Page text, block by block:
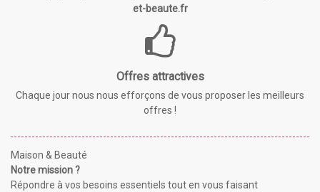
et-beaute.fr
Offres attractives
Chaque jour nous nous efforçons de vous proposer les meilleurs
offres !
Maison & Beauté
Notre mission ?
Répondre à vos besoins essentiels tout en vous faisant